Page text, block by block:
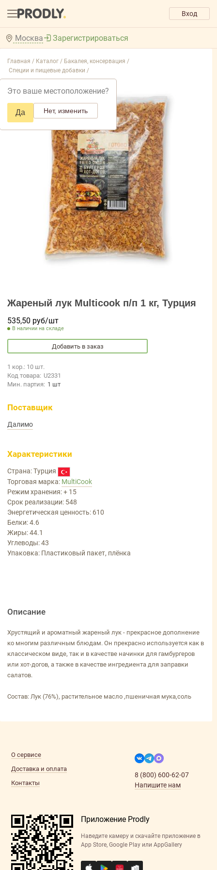
Вход
Москва
Это ваше местоположение?
Да Нет, изменить
Зарегистрироваться
Главная / Каталог / Бакалея, консервация /
Специи и пищевые добавки /
Жареный лук Multicook п/п 1 кг, Турция
535,50 руб/шт
В наличии на складе
Добавить в заказ
1 кор.: 10 шт.
Код товара: U2331
Мин. партия: 1 шт
Поставщик
Далимо
Характеристики
Страна: Турция
Торговая марка: MultiCook
Режим хранения: + 15
Срок реализации: 548
Энергетическая ценность: 610
Белки: 4.6
Жиры: 44.1
Углеводы: 43
Упаковка: Пластиковый пакет, плёнка
Описание
Хрустящий и ароматный жареный лук - прекрасное дополнение
ко многим различным блюдам. Он прекрасно используется как в
классическом виде, так и в качестве начинки для гамбургеров
или хот-догов, а также в качестве ингредиента для заправки
салатов.
Состав: Лук (76%), растительное масло ,пшеничная мука,соль
О сервисе
Доставка и оплата
Контакты
8 (800) 600-62-07
Напишите нам
Приложение Prodly
Наведите камеру и скачайте приложение в
App Store, Google Play или AppGallery